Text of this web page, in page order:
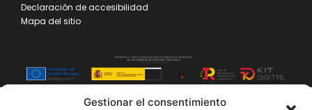
Gestionar el consentimiento
Declaración de accesibilidad
Mapa del sitio